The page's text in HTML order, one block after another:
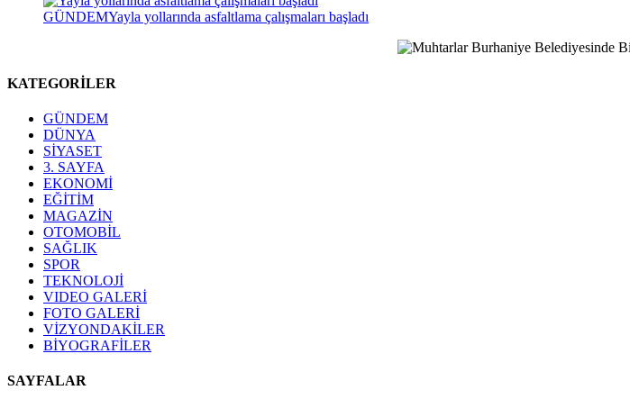
GÜNDEMYayla yollarında asfaltlama çalışmaları başladı
KATEGORİLER
GÜNDEM
DÜNYA
SİYASET
3. SAYFA
EKONOMİ
EĞİTİM
MAGAZİN
OTOMOBİL
SAĞLIK
SPOR
TEKNOLOJİ
VIDEO GALERİ
FOTO GALERİ
VİZYONDAKİLER
BİYOGRAFİLER
SAYFALAR